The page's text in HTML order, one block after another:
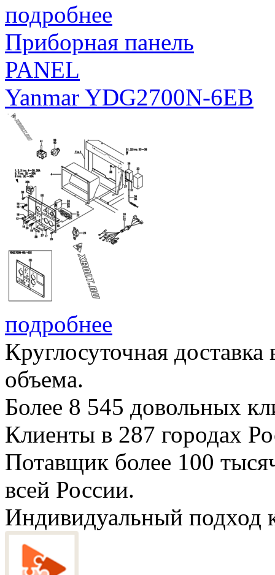
подробнее
Приборная панель
PANEL
Yanmar YDG2700N-6EB
подробнее
Круглосуточная
объема.
Более 8 545 довольных
Клиенты в 287 городах
Потавщик более 100
всей России.
Индивидуальный подход